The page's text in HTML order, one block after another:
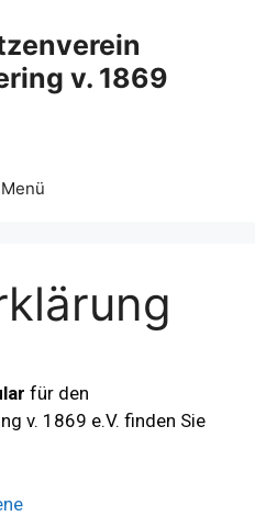
v. 1869
Menü
für den
v. 1869 e.V. finden Sie